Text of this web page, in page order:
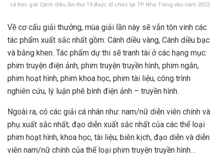
Lễ trao giải Cánh diều lần thứ 19 được tổ chức tại TP Nha Trang vào năm 2022
Về cơ cấu giải thưởng, mùa giải lần này sẽ vẫn tôn vinh các
tác phẩm xuất sắc nhất gồm: Cánh diều vàng, Cánh diều bạc
và bằng khen. Tác phẩm dự thi sẽ tranh tài ở các hạng mục:
phim truyện điện ảnh, phim truyện truyền hình, phim ngắn,
phim hoạt hình, phim khoa học, phim tài liệu, công trình
nghiên cứu, lý luận phê bình điện ảnh – truyền hình.
Ngoài ra, có các giải cá nhân như: nam/nữ diễn viên chính và
phụ xuất sắc nhất; đạo diễn xuất sắc nhất của các thể loại
phim hoạt hình, khoa học, tài liệu; biên kịch, đạo diễn và diễn
viên nam/nữ chính của thể loại phim truyện truyền hình…